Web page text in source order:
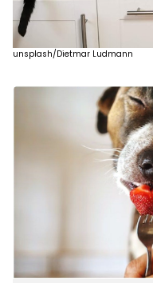
unsplash/Dietmar Ludmann